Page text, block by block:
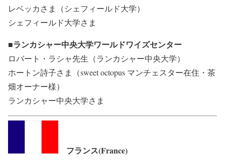
レベッカさま（シェフィールド大学）
シェフィールド大学さま
■ランカシャー中央大学ワールドワイズセンター
ロバート・ラシャ先生（ランカシャー中央大学）
ホートン詩子さま（sweet octopus マンチェスター在住・茶
畑オーナー様）
ランカシャー中央大学さま
フランス(France)